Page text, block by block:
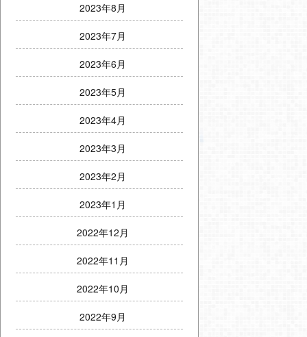
2023年8月
2023年7月
2023年6月
2023年5月
2023年4月
2023年3月
2023年2月
2023年1月
2022年12月
2022年11月
2022年10月
2022年9月